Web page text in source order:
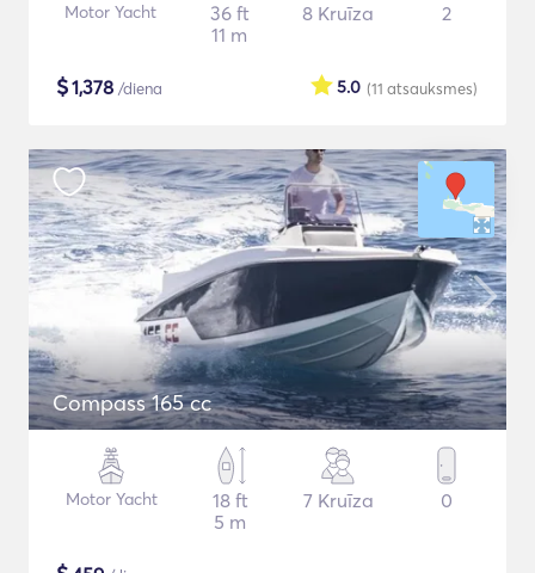
Motor Yacht
36 ft
11 m
8 Kruīza 2
$1,378 /diena (11 atsauksmes)
5.0
Compass 165 cc
Motor Yacht
18 ft
5 m
7 Kruīza 0